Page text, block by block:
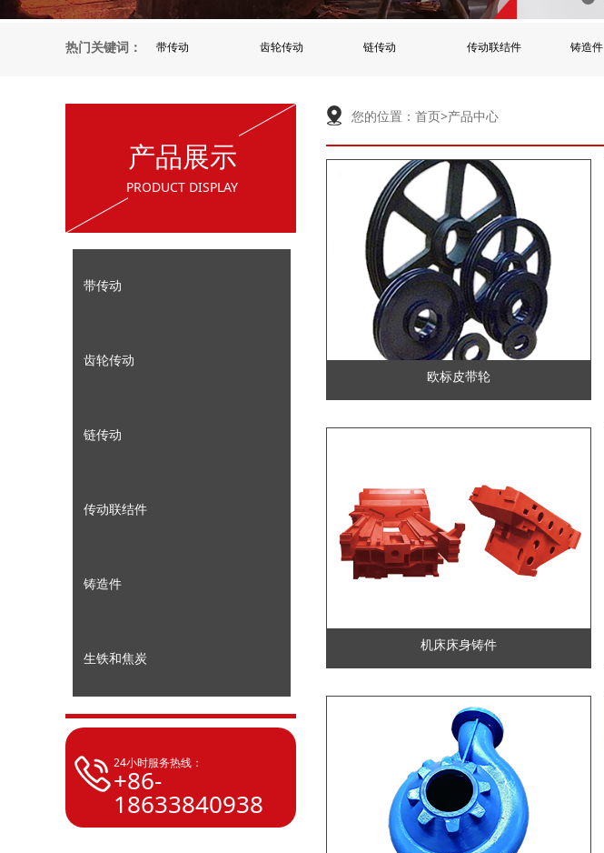
热门关键词： 带传动 齿轮传动 链传动 传动联结件 铸造件
产品展示
PRODUCT DISPLAY
带传动
齿轮传动
链传动
传动联结件
铸造件
生铁和焦炭
24小时服务热线：
+86-
18633840938
欧标皮带轮
机床床身铸件
您的位置：首页>产品中心